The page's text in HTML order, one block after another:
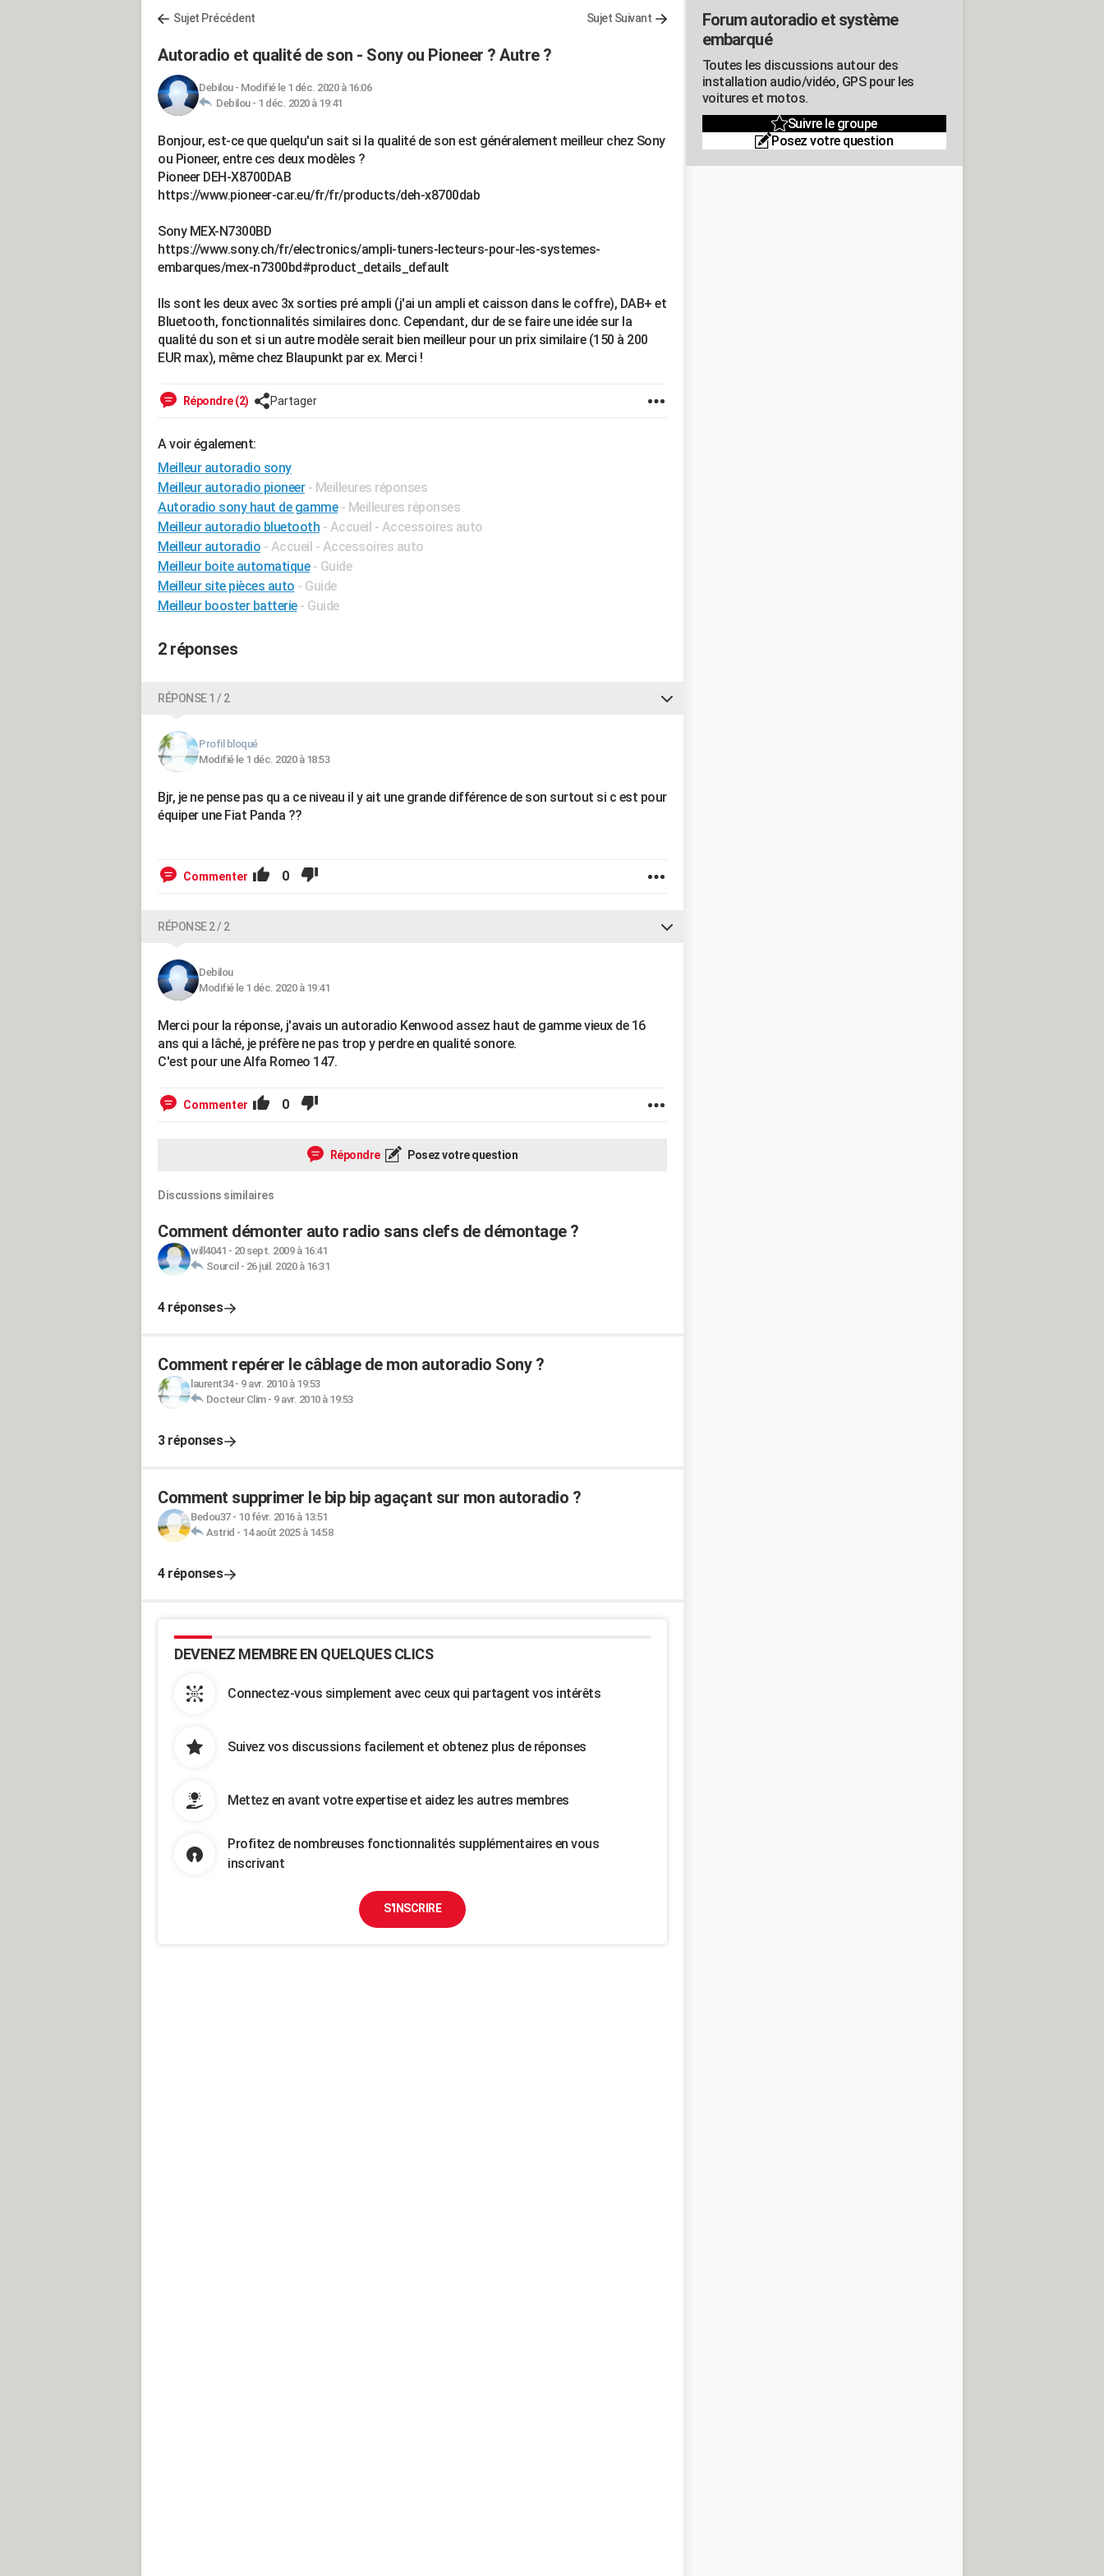
Sujet Précédent Sujet Suivant
Autoradio et qualité de son - Sony ou Pioneer ? Autre ?
Debilou- Modifié le 1 déc. 2020 à 16:06
Debilou - 1 déc. 2020 à 19:41
Bonjour, est-ce que quelqu'un sait si la qualité de son est généralement meilleur chez Sony
ou Pioneer, entre ces deux modèles ?
Pioneer DEH-X8700DAB
https://www.pioneer-car.eu/fr/fr/products/deh-x8700dab
Sony MEX-N7300BD
https://www.sony.ch/fr/electronics/ampli-tuners-lecteurs-pour-les-systemes-
embarques/mex-n7300bd#product_details_default
Ils sont les deux avec 3x sorties pré ampli (j'ai un ampli et caisson dans le coffre), DAB+ et
Bluetooth, fonctionnalités similaires donc. Cependant, dur de se faire une idée sur la
qualité du son et si un autre modèle serait bien meilleur pour un prix similaire (150 à 200
EUR max), même chez Blaupunkt par ex. Merci !
Répondre (2) Partager
A voir également:
Meilleur autoradio sony
Meilleur autoradio pioneer - Meilleures réponses
Autoradio sony haut de gamme - Meilleures réponses
Meilleur autoradio bluetooth - Accueil - Accessoires auto
Meilleur autoradio - Accueil - Accessoires auto
Meilleur boite automatique - Guide
Meilleur site pièces auto - Guide
Meilleur booster batterie - Guide
2 réponses
RÉPONSE 1 / 2
Profil bloqué
Modifié le 1 déc. 2020 à 18:53
Bjr, je ne pense pas qu a ce niveau il y ait une grande différence de son surtout si c est pour
équiper une Fiat Panda ??
Commenter 0
RÉPONSE 2 / 2
Debilou
Modifié le 1 déc. 2020 à 19:41
Merci pour la réponse, j'avais un autoradio Kenwood assez haut de gamme vieux de 16
ans qui a lâché, je préfère ne pas trop y perdre en qualité sonore.
C'est pour une Alfa Romeo 147.
Commenter 0
Répondre Posez votre question
Discussions similaires
Comment démonter auto radio sans clefs de démontage ?
will4041 - 20 sept. 2009 à 16:41
Sourcil - 26 juil. 2020 à 16:31
4 réponses
Comment repérer le câblage de mon autoradio Sony ?
laurent34- 9 avr. 2010 à 19:53
Docteur Clim- 9 avr. 2010 à 19:53
3 réponses
Comment supprimer le bip bip agaçant sur mon autoradio ?
Bedou37- 10 févr. 2016 à 13:51
Astrid - 14 août 2025 à 14:58
4 réponses
DEVENEZ MEMBRE EN QUELQUES CLICS
Connectez-vous simplement avec ceux qui partagent vos intérêts
Suivez vos discussions facilement et obtenez plus de réponses
Mettez en avant votre expertise et aidez les autres membres
Profitez de nombreuses fonctionnalités supplémentaires en vous
inscrivant
S'INSCRIRE
Forum autoradio et système
embarqué
Toutes les discussions autour des
installation audio/vidéo, GPS pour les
voitures et motos.
Suivre le groupe
Posez votre question